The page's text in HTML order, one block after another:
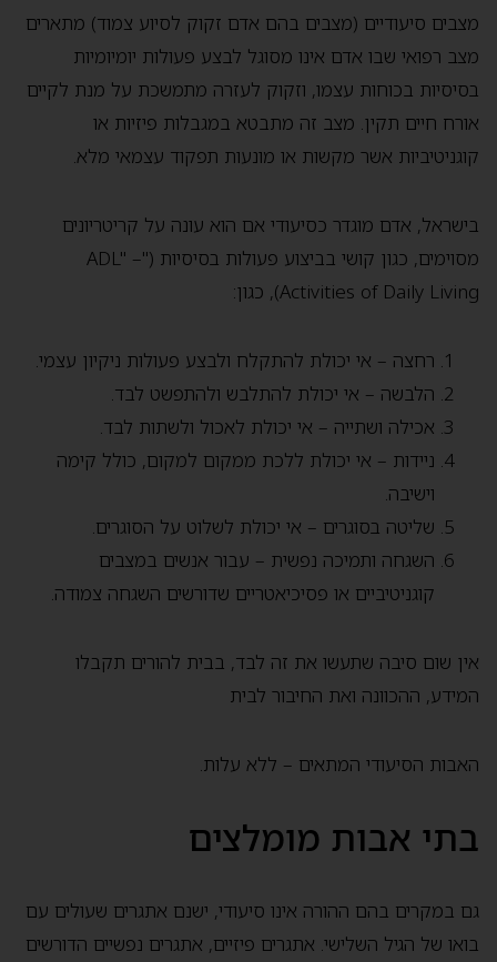
מצבים סיעודיים (מצבים בהם אדם זקוק לסיוע צמוד) מתארים
מצב רפואי שבו אדם אינו מסוגל לבצע פעולות יומיומיות
בסיסיות בכוחות עצמו, וזקוק לעזרה מתמשכת על מנת לקיים
אורח חיים תקין. מצב זה מתבטא במגבלות פיזיות או
קוגניטיביות אשר מקשות או מונעות תפקוד עצמאי מלא.
בישראל, אדם מוגדר כסיעודי אם הוא עונה על קריטריונים
מסוימים, כגון קושי בביצוע פעולות בסיסיות ("ADL" –
Activities of Daily Living), כגון:
רחצה – אי יכולת להתקלח ולבצע פעולות ניקיון עצמי.
הלבשה – אי יכולת להתלבש ולהתפשט לבד.
אכילה ושתייה – אי יכולת לאכול ולשתות לבד.
ניידות – אי יכולת ללכת ממקום למקום, כולל קימה
וישיבה.
שליטה בסוגרים – אי יכולת לשלוט על הסוגרים.
השגחה ותמיכה נפשית – עבור אנשים במצבים
קוגניטיביים או פסיכיאטריים שדורשים השגחה צמודה.
אין שום סיבה שתעשו את זה לבד, בבית להורים תקבלו
המידע, ההכוונה ואת החיבור לבית
האבות הסיעודי המתאים – ללא עלות.
בתי אבות מומלצים
גם במקרים בהם ההורה אינו סיעודי, ישנם אתגרים שעולים עם
בואו של הגיל השלישי. אתגרים פיזיים, אתגרים נפשיים הדורשים